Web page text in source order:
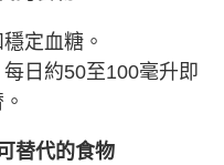
定血糖。
日約50至100毫升即
替代的食物